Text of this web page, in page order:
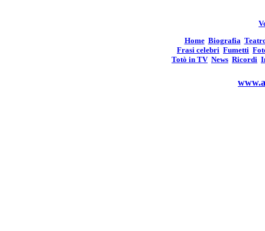
Home Biografia
Frasi celebri Fumetti
Totò in TV News Ricordi